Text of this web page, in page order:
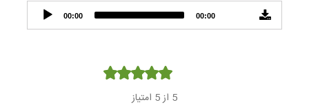
Audio
Player
00:00 00:00
5 از 5 امتیاز